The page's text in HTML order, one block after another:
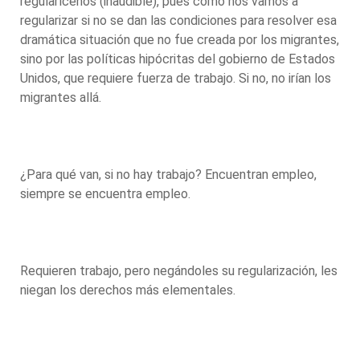
regularizar si no se dan las condiciones para resolver esa
dramática situación que no fue creada por los migrantes,
sino por las políticas hipócritas del gobierno de Estados
Unidos, que requiere fuerza de trabajo. Si no, no irían los
migrantes allá.
¿Para qué van, si no hay trabajo? Encuentran empleo,
siempre se encuentra empleo.
Requieren trabajo, pero negándoles su regularización, les
niegan los derechos más elementales.